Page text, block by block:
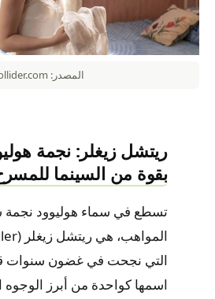
المصدر: collider.com
ريتشل زيغلر: نجمة
بقوة من السينما
تسطع في سماء هوليوود نجمة
التي نجحت في غضون سنوات
اسمها كواحدة من أبرز الوجوه